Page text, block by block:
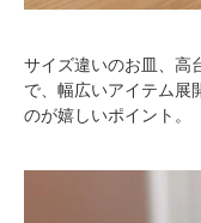
サイズ違いのお皿、高
で、幅広いアイテム展
のが嬉しいポイント。